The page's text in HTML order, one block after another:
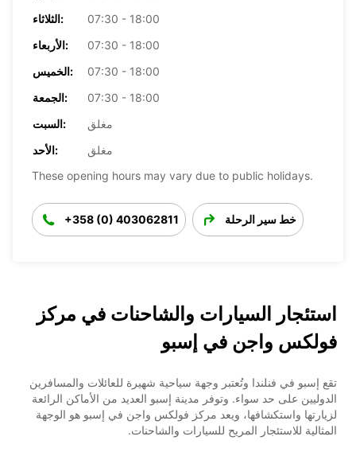
الثلاثاء:
07:30 - 18:00
الأربعاء:
07:30 - 18:00
الخميس:
07:30 - 18:00
الجمعة:
07:30 - 18:00
السبت:
مغلق
الأحد:
مغلق
These opening hours may vary due to public holidays.
+358 (0) 403062811 خط سير الرحلة
استئجار السيارات والشاحنات في مركز
فولكس واجن في إسبو
تقع إسبو في فنلندا وتُعتبر وجهة سياحية شهيرة للعائلات والمسافرين
الدوليين على حد سواء. وتوفر مدينة إسبو العديد من الأماكن الرائعة
لزيارتها واستكشافها، ويعد مركز فولكس واجن في إسبو هو الوجهة
المثالية للاستئجار المريح للسيارات والشاحنات.